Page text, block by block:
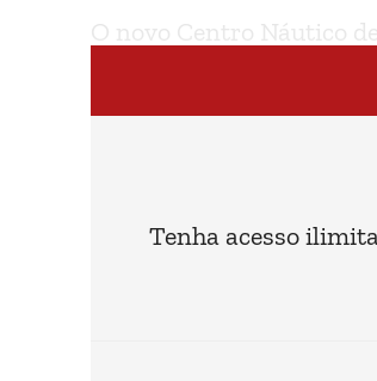
O novo Centro Náutico
Tenha acesso